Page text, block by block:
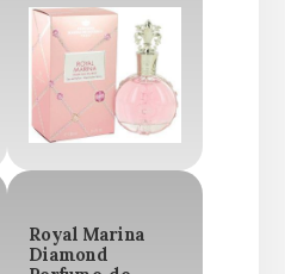
Royal Marina
Diamond